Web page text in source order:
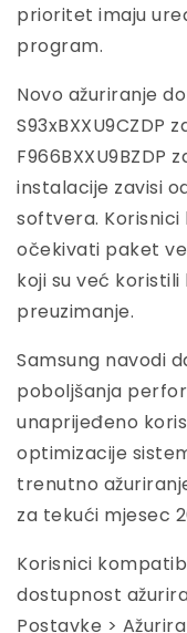
prioritet imaju
program.
Novo ažuriranje
S93xBXXU9CZDP
F966BXXU9BZDP
instalacije zavisi
softvera. Korisnici
očekivati paket
koji su već
preuzimanje.
Samsung navodi
poboljšanja
unaprijeđeno
optimizacije
trenutno
za tekući mjesec
Korisnici
dostupnost
Postavke >